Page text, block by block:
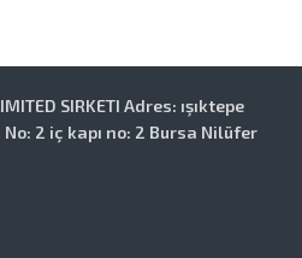
SIRKETI Adres: ışıktepe
2 iç kapı no: 2 Bursa Nilüfer